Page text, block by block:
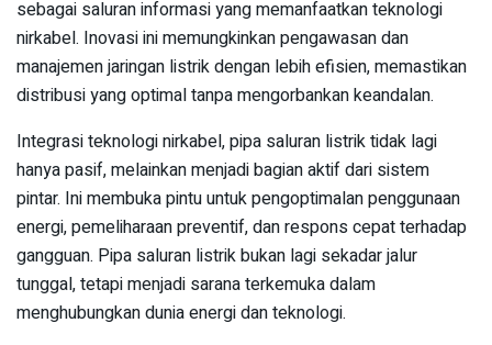
sebagai saluran informasi yang memanfaatkan teknologi
nirkabel. Inovasi ini memungkinkan pengawasan dan
manajemen jaringan listrik dengan lebih efisien, memastikan
distribusi yang optimal tanpa mengorbankan keandalan.
Integrasi teknologi nirkabel, pipa saluran listrik tidak lagi
hanya pasif, melainkan menjadi bagian aktif dari sistem
pintar. Ini membuka pintu untuk pengoptimalan penggunaan
energi, pemeliharaan preventif, dan respons cepat terhadap
gangguan. Pipa saluran listrik bukan lagi sekadar jalur
tunggal, tetapi menjadi sarana terkemuka dalam
menghubungkan dunia energi dan teknologi.